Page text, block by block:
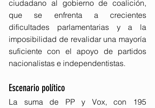
ciudadano al gobierno de coalición,
que se enfrenta a crecientes
dificultades parlamentarias y a la
imposibilidad de revalidar una mayoría
suficiente con el apoyo de partidos
nacionalistas e independentistas.
Escenario político
La suma de PP y Vox, con 195